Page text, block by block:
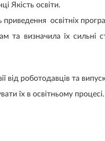
Якість освіти.
приведення освітніх
та визначила їх сильні
від роботодавців та
їх в освітньому процесі.